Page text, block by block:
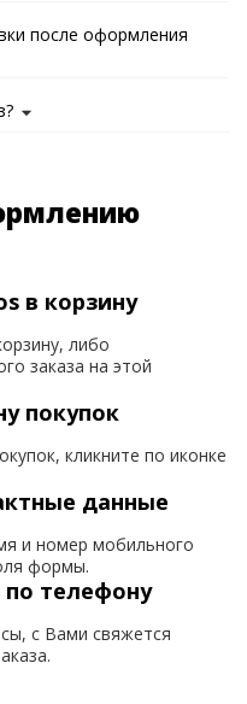
после оформления
в корзину
либо
заказа на этой
покупок
кликните по иконке
данные
и номер мобильного
формы.
телефону
с Вами свяжется